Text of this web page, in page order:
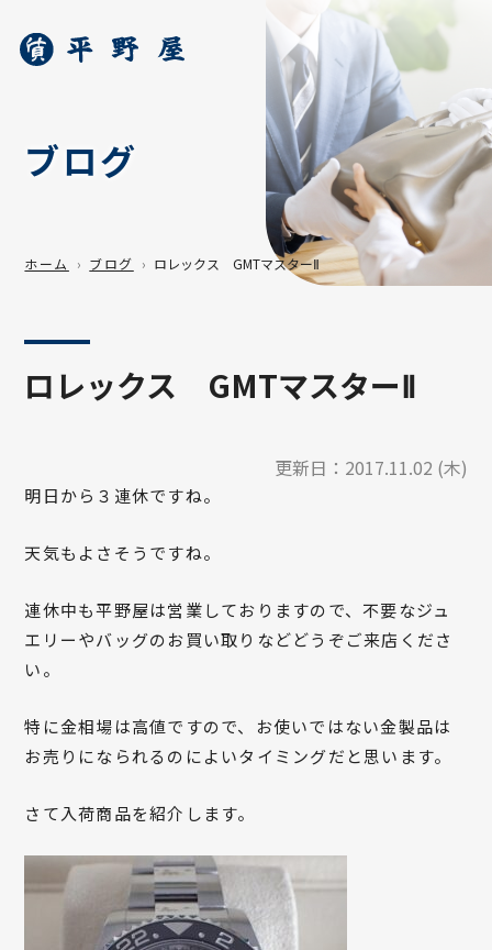
ブログ
ホーム ブログ ロレックス GMTマスターⅡ
ロレックス GMTマスターⅡ
更新日： 2017.11.02 (木)
明日から３連休ですね。
天気もよさそうですね。
連休中も平野屋は営業しておりますので、不要なジュ
エリーやバッグのお買い取りなどどうぞご来店くださ
い。
特に金相場は高値ですので、お使いではない金製品は
お売りになられるのによいタイミングだと思います。
さて入荷商品を紹介します。